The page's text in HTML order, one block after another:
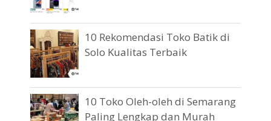
10 Rekomendasi Toko Batik di
Solo Kualitas Terbaik
10 Toko Oleh-oleh di Semarang
Paling Lengkap dan Murah